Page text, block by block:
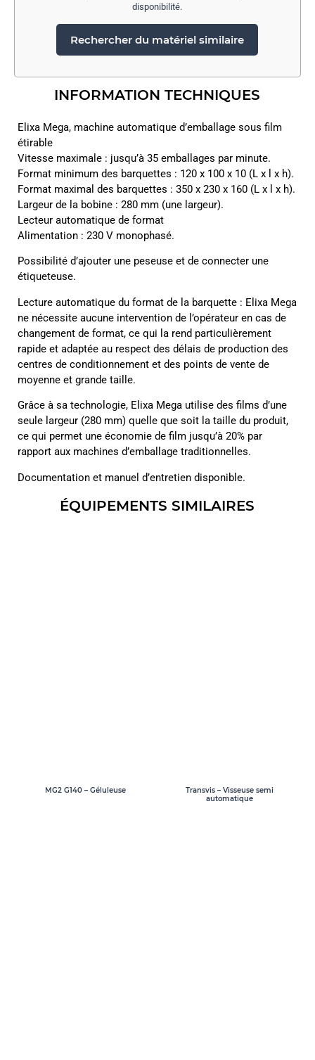
disponibilité.
Rechercher du matériel similaire
INFORMATION TECHNIQUES
Elixa Mega, machine automatique d’emballage sous film
étirable
Vitesse maximale : jusqu’à 35 emballages par minute.
Format minimum des barquettes : 120 x 100 x 10 (L x l x h).
Format maximal des barquettes : 350 x 230 x 160 (L x l x h).
Largeur de la bobine : 280 mm (une largeur).
Lecteur automatique de format
Alimentation : 230 V monophasé.
Possibilité d’ajouter une peseuse et de connecter une
étiqueteuse.
Lecture automatique du format de la barquette : Elixa Mega
ne nécessite aucune intervention de l’opérateur en cas de
changement de format, ce qui la rend particulièrement
rapide et adaptée au respect des délais de production des
centres de conditionnement et des points de vente de
moyenne et grande taille.
Grâce à sa technologie, Elixa Mega utilise des films d’une
seule largeur (280 mm) quelle que soit la taille du produit,
ce qui permet une économie de film jusqu’à 20% par
rapport aux machines d’emballage traditionnelles.
Documentation et manuel d’entretien disponible.
ÉQUIPEMENTS SIMILAIRES
MG2 G140 – Géluleuse
Transvis – Visseuse semi
automatique